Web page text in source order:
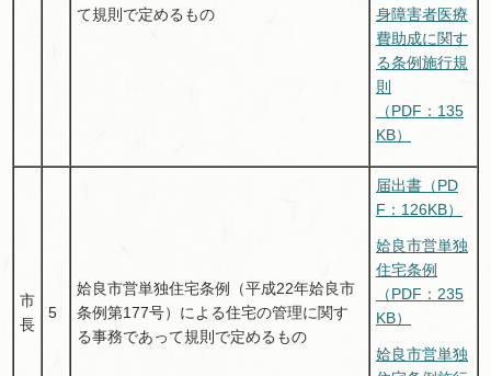
て規則で定めるもの
身障害者医療
費助成に関す
る条例施行規
則
（PDF：135
KB）
市
長
5
姶良市営単独住宅条例（平成22年姶良市
条例第177号）による住宅の管理に関す
る事務であって規則で定めるもの
届出書（PD
F：126KB）
姶良市営単独
住宅条例
（PDF：235
KB）
姶良市営単独